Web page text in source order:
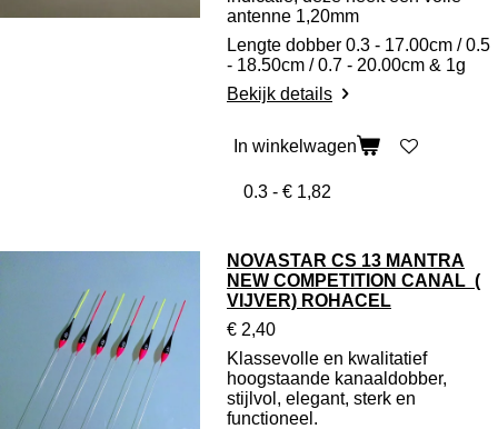
antenne 1,20mm
Lengte dobber 0.3 - 17.00cm / 0.5
- 18.50cm / 0.7 - 20.00cm & 1g
Bekijk details
In winkelwagen
NOVASTAR CS 13 MANTRA
NEW COMPETITION CANAL (
VIJVER) ROHACEL
€ 2,40
Klassevolle en kwalitatief
hoogstaande kanaaldobber,
stijlvol, elegant, sterk en
functioneel.